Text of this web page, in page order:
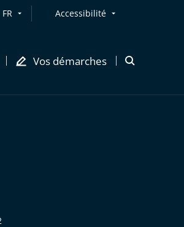
FR Accessibilité
Vos démarches
Ouvrir